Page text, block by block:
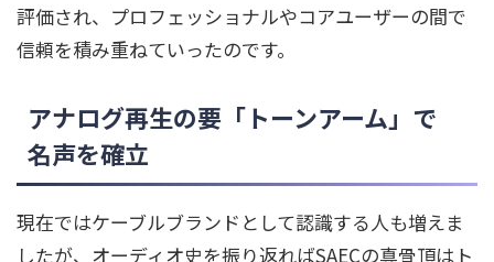
評価され、プロフェッショナルやコアユーザーの間で
信頼を積み重ねていったのです。
アナログ再生の要「トーンアーム」で
名声を確立
現在ではケーブルブランドとして認識する人も増えま
したが、オーディオ史を振り返ればSAECの真骨頂はト